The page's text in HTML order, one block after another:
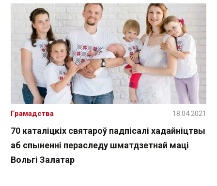
70 каталіцкіх святароў падпісалі хадайніцтвы
аб спыненні пераследу шматдзетнай маці
Вольгі Залатар
Грамадства 18.04.2021